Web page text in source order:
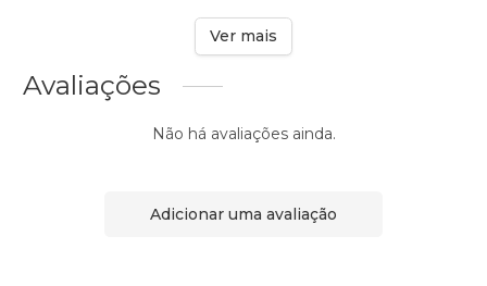
Ver mais
Avaliações
Não há avaliações ainda.
Adicionar uma avaliação